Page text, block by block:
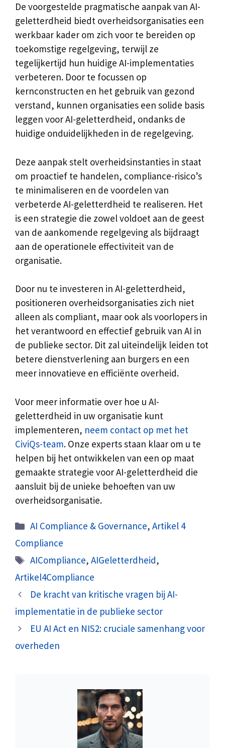
De voorgestelde pragmatische aanpak van AI-
geletterdheid biedt overheidsorganisaties een
werkbaar kader om zich voor te bereiden op
toekomstige regelgeving, terwijl ze
tegelijkertijd hun huidige AI-implementaties
verbeteren. Door te focussen op
kernconstructen en het gebruik van gezond
verstand, kunnen organisaties een solide basis
leggen voor AI-geletterdheid, ondanks de
huidige onduidelijkheden in de regelgeving.
Deze aanpak stelt overheidsinstanties in staat
om proactief te handelen, compliance-risico’s
te minimaliseren en de voordelen van
verbeterde AI-geletterdheid te realiseren. Het
is een strategie die zowel voldoet aan de geest
van de aankomende regelgeving als bijdraagt
aan de operationele effectiviteit van de
organisatie.
Door nu te investeren in AI-geletterdheid,
positioneren overheidsorganisaties zich niet
alleen als compliant, maar ook als voorlopers in
het verantwoord en effectief gebruik van AI in
de publieke sector. Dit zal uiteindelijk leiden tot
betere dienstverlening aan burgers en een
meer innovatieve en efficiënte overheid.
Voor meer informatie over hoe u AI-
geletterdheid in uw organisatie kunt
implementeren, neem contact op met het
CiviQs-team. Onze experts staan klaar om u te
helpen bij het ontwikkelen van een op maat
gemaakte strategie voor AI-geletterdheid die
aansluit bij de unieke behoeften van uw
overheidsorganisatie.
Categorieën
AI Compliance & Governance,Artikel 4
Compliance
Tags
AICompliance,AIGeletterdheid,
Artikel4Compliance
De kracht van kritische vragen bij AI-
implementatie in de publieke sector
EU AI Act en NIS2: cruciale samenhang voor
overheden